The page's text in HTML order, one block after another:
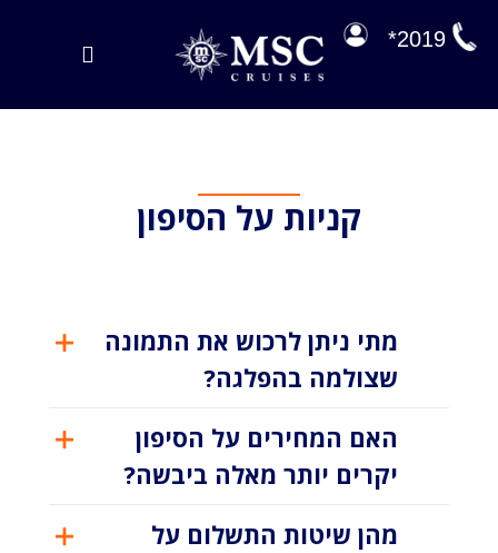
לתוכן
Toggle
EXPLORA JOURNEYS
2019*
קניות על הסיפון
מתי ניתן לרכוש את התמונה
שצולמה בהפלגה?
האם המחירים על הסיפון
יקרים יותר מאלה ביבשה?
מהן שיטות התשלום על